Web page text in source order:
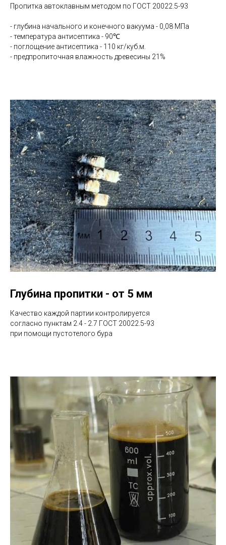
Пропитка автоклавным методом по ГОСТ 20022.5-93
- глубина начального и конечного вакуума - 0,08 МПа
- температура антисептика - 90℃
- поглощение антисептика - 110 кг/куб.м.
- предпропиточная влажность древесины 21%
Глубина пропитки - от 5 мм
Качество каждой партии контролируется
согласно пунктам 2.4 - 2.7 ГОСТ 20022.5-93
при помощи пустотелого бура